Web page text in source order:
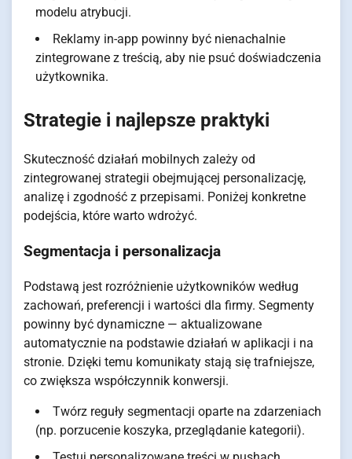
modelu atrybucji.
Reklamy in-app powinny być nienachalnie
zintegrowane z treścią, aby nie psuć doświadczenia
użytkownika.
Strategie i najlepsze praktyki
Skuteczność działań mobilnych zależy od
zintegrowanej strategii obejmującej personalizację,
analizę i zgodność z przepisami. Poniżej konkretne
podejścia, które warto wdrożyć.
Segmentacja i personalizacja
Podstawą jest rozróżnienie użytkowników według
zachowań, preferencji i wartości dla firmy. Segmenty
powinny być dynamiczne — aktualizowane
automatycznie na podstawie działań w aplikacji i na
stronie. Dzięki temu komunikaty stają się trafniejsze,
co zwiększa współczynnik konwersji.
Twórz reguły segmentacji oparte na zdarzeniach
(np. porzucenie koszyka, przeglądanie kategorii).